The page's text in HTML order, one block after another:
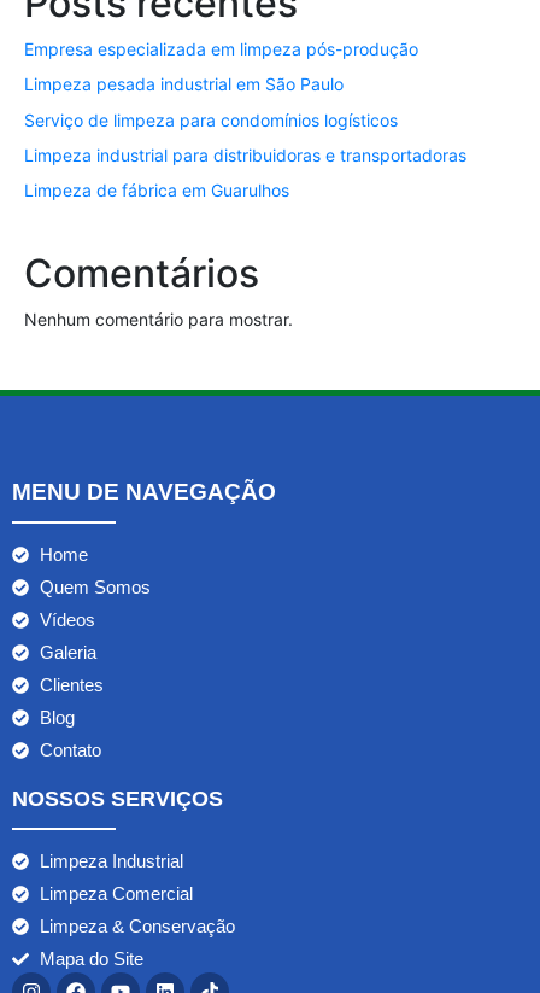
Empresa especializada em limpeza pós-produção
Limpeza pesada industrial em São Paulo
Serviço de limpeza para condomínios logísticos
Limpeza industrial para distribuidoras e transportadoras
Limpeza de fábrica em Guarulhos
Comentários
Nenhum comentário para mostrar.
MENU DE NAVEGAÇÃO
Home
Quem Somos
Vídeos
Galeria
Clientes
Blog
Contato
NOSSOS SERVIÇOS
Limpeza Industrial
Limpeza Comercial
Limpeza & Conservação
Mapa do Site